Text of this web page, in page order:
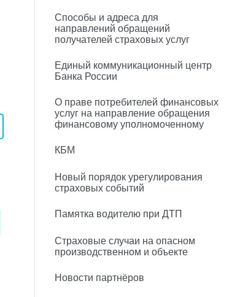
Способы и адреса для
направлений обращений
получателей страховых услуг
Единый коммуникационный центр
Банка России
О праве потребителей финансовых
услуг на направление обращения
финансовому уполномоченному
КБМ
Новый порядок урегулирования
страховых событий
Памятка водителю при ДТП
Страховые случаи на опасном
производственном и объекте
Новости партнёров